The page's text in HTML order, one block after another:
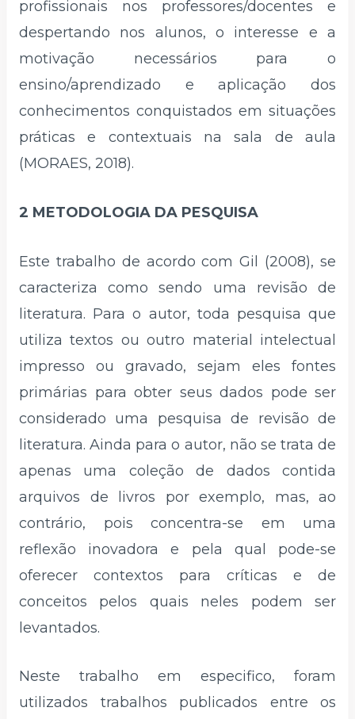
profissionais nos professores/docentes e
despertando nos alunos, o interesse e a
motivação necessários para o
ensino/aprendizado e aplicação dos
conhecimentos conquistados em situações
práticas e contextuais na sala de aula
(MORAES, 2018).
2 METODOLOGIA DA PESQUISA
Este trabalho de acordo com Gil (2008), se
caracteriza como sendo uma revisão de
literatura. Para o autor, toda pesquisa que
utiliza textos ou outro material intelectual
impresso ou gravado, sejam eles fontes
primárias para obter seus dados pode ser
considerado uma pesquisa de revisão de
literatura. Ainda para o autor, não se trata de
apenas uma coleção de dados contida
arquivos de livros por exemplo, mas, ao
contrário, pois concentra-se em uma
reflexão inovadora e pela qual pode-se
oferecer contextos para críticas e de
conceitos pelos quais neles podem ser
levantados.
Neste trabalho em especifico, foram
utilizados trabalhos publicados entre os